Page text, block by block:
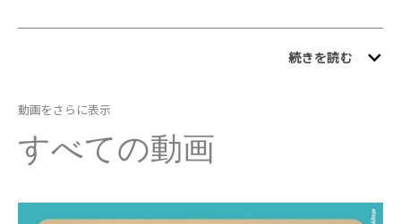
ャダイン氏が乾癬に立ち向かい、「晴れゆく道」に進むストーリ
ーをダンスムービーとして表現しています。また、ビデオには乾
癬の専門医や乾癬患者さんも出演しています。
「いいね！」や「シェア」もお待ちしています。
続きを読む
動画をさらに表示
すべての動画